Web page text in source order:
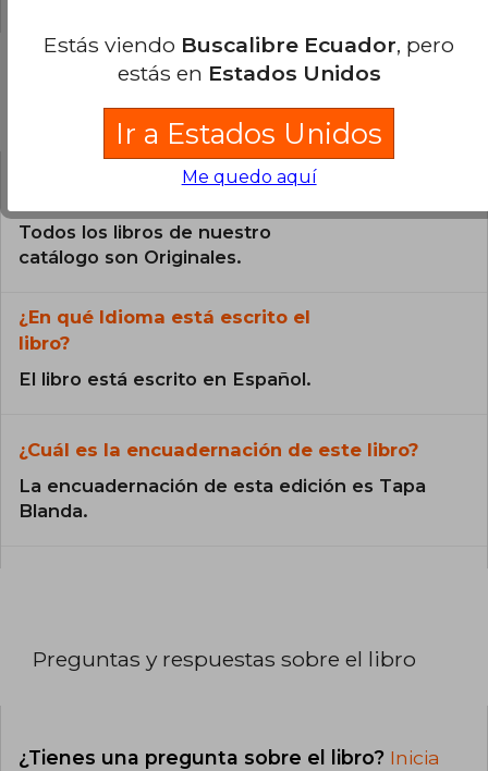
Preguntas frecuentes sobre el libro
Todos los libros de nuestro
catálogo son Originales.
¿En qué Idioma está escrito el
libro?
El libro está escrito en Español.
¿Cuál es la encuadernación de este libro?
La encuadernación de esta edición es Tapa
Blanda.
Preguntas y respuestas sobre el libro
¿Tienes una pregunta sobre el libro? Inicia
Estás viendo Buscalibre Ecuador, pero
estás en Estados Unidos
Ir a Estados Unidos
Me quedo aquí